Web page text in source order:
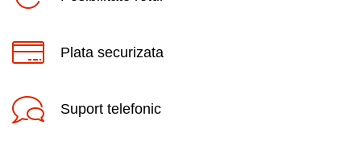
Plata securizata
Suport telefonic